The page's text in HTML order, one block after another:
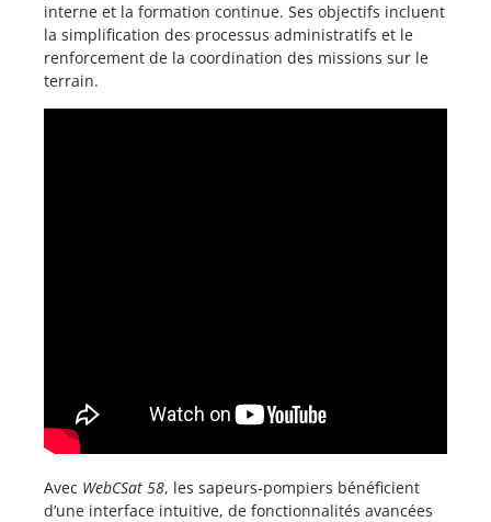
interne et la formation continue. Ses objectifs incluent
la simplification des processus administratifs et le
renforcement de la coordination des missions sur le
terrain.
Avec WebCSat 58, les sapeurs-pompiers bénéficient
d’une interface intuitive, de fonctionnalités avancées